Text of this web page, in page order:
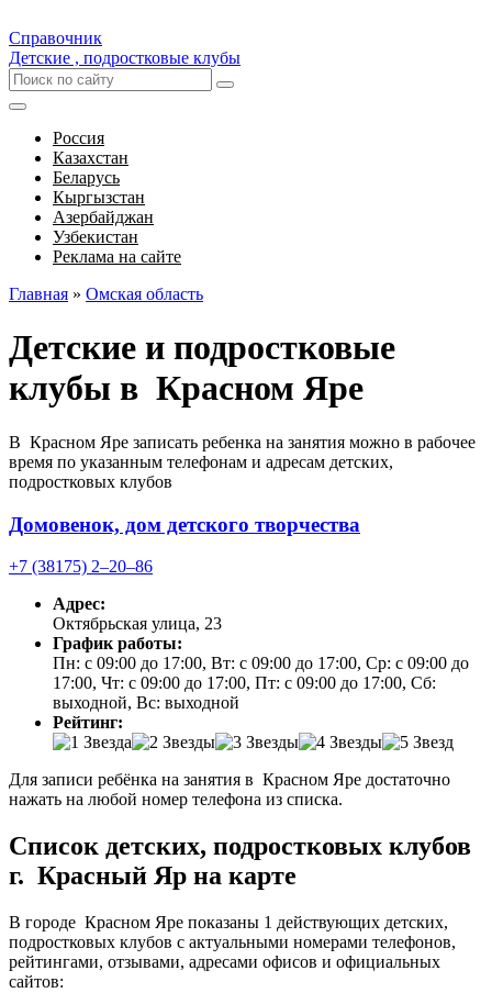
Справочник
Детские , подростковые клубы
Россия
Казахстан
Беларусь
Кыргызстан
Азербайджан
Узбекистан
Реклама на сайте
Главная » Омская область
Детские и подростковые
клубы в Красном Яре
В Красном Яре записать ребенка на занятия можно в рабочее
время по указанным телефонам и адресам детских,
подростковых клубов
Домовенок, дом детского творчества
+7 (38175) 2‒20‒86
Адрес:
Октябрьская улица, 23
График работы:
Пн: с 09:00 до 17:00, Вт: с 09:00 до 17:00, Ср: с 09:00 до
17:00, Чт: с 09:00 до 17:00, Пт: с 09:00 до 17:00, Сб:
выходной, Вс: выходной
Рейтинг:
Для записи ребёнка на занятия в Красном Яре достаточно
нажать на любой номер телефона из списка.
Список детских, подростковых клубов
г. Красный Яр на карте
В городе Красном Яре показаны 1 действующих детских,
подростковых клубов с актуальными номерами телефонов,
рейтингами, отзывами, адресами офисов и официальных
сайтов: